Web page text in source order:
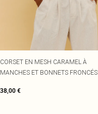
Jean et joli top
Tenues de soirée
Essentiels du quotidien
Fête de jardin
Du jour à la nuit
Invitée de mariage
Tenues pour l'aéroport
Robes vertes
Robes rouges
Robes bleues
Robes roses
Robes jaunes
Accessoires cheveux
Bijoux dorés
Bijoux argentés
Boucles d'oreilles
Bracelets
CORSET EN MESH CARAMEL À
MANCHES ET BONNETS FRONCÉS
38,00 €